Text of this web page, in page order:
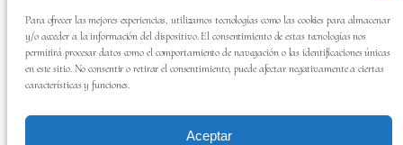
Para ofrecer las mejores experiencias, utilizamos tecnologías como las cookies para almacenar
y/o acceder a la información del dispositivo. El consentimiento de estas tecnologías nos
permitirá procesar datos como el comportamiento de navegación o las identificaciones únicas
en este sitio. No consentir o retirar el consentimiento, puede afectar negativamente a ciertas
características y funciones.
Aceptar
Tel:659700313
SÍGUENOS EN: